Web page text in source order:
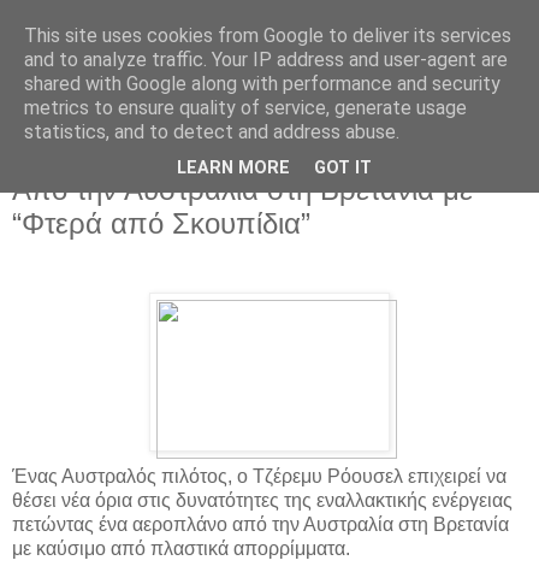
Από την Αυστραλία στη Βρετανία με
“Φτερά από Σκουπίδια”
Ένας Αυστραλός πιλότος, ο Τζέρεμυ Ρόουσελ επιχειρεί να
θέσει νέα όρια στις δυνατότητες της εναλλακτικής ενέργειας
πετώντας ένα αεροπλάνο από την Αυστραλία στη Βρετανία
με καύσιμο από πλαστικά απορρίμματα.
This site uses cookies from Google to deliver its services
and to analyze traffic. Your IP address and user-agent are
shared with Google along with performance and security
metrics to ensure quality of service, generate usage
statistics, and to detect and address abuse.
LEARN MORE GOT IT